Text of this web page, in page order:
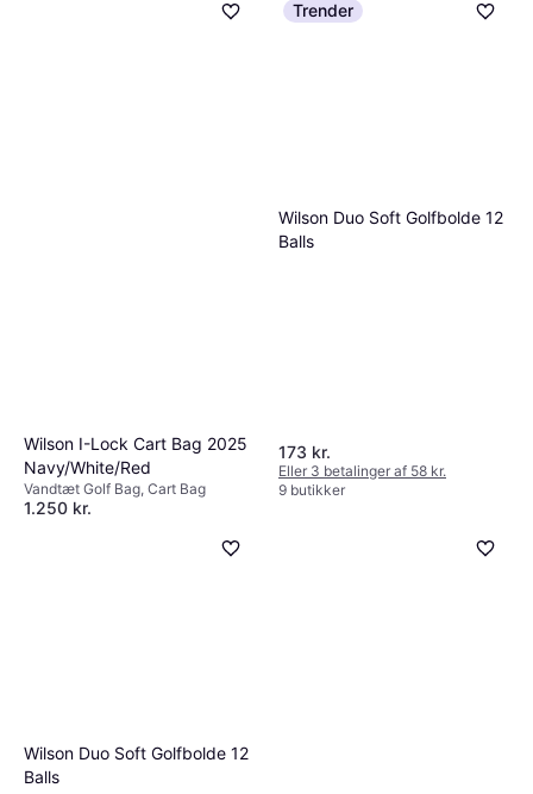
Wilson I-Lock Cart Bag 2025
Navy/White/Red
Vandtæt Golf Bag, Cart Bag
1.250 kr.
Trender
Wilson Duo Soft Golfbolde 12
Balls
173 kr.
Eller 3 betalinger af 58 kr.
9 butikker
Wilson Duo Soft Golfbolde 12
Balls